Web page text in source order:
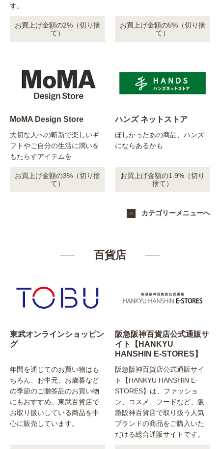
す。
お買上げ金額の2%（切り捨
て）
お買上げ金額の5%（切り捨
て）
MoMA Design Store
大切な人への斬新で楽しいギ
フトやご自分の生活に潤いを
もたらすアイテムを
お買上げ金額の3%（切り捨
て）
ハンズ ネットストア
ほしかったあの商品、ハンズ
にならあるかも
お買上げ金額の1.9%（切り
捨て）
カテゴリーメニューへ
百貨店
東武オンラインショッピン
グ
年間を通じてのお買い物はも
ちろん、お中元、お歳暮など
の季節のご贈答品のお買い物
にもおすすめ。東武百貨店で
お取り扱いしている商品を中
心に販売しています。
阪急阪神百貨店公式通販サ
イト【HANKYU
HANSHIN E-STORES】
阪急阪神百貨店公式通販サイ
ト【HANKYU HANSHIN E-
STORES】は、ファッショ
ン、コスメ、フードなど、阪
急阪神百貨店で取り扱う人気
ブランドの商品をご購入いた
だける総合通販サイトです。